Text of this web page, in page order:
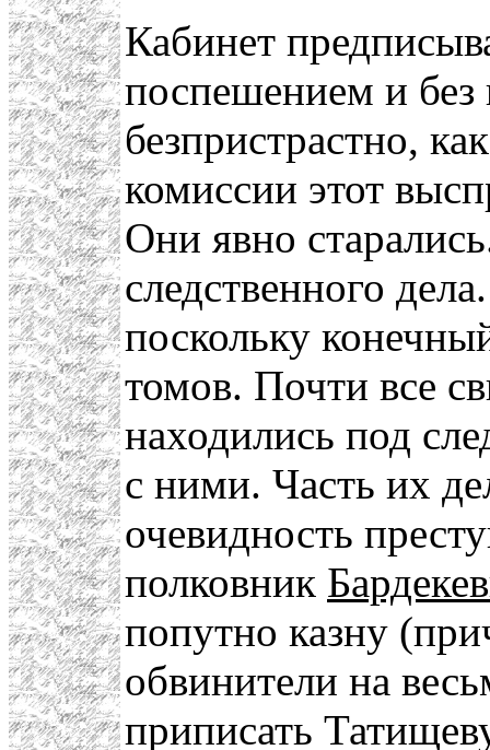
Кабинет
поспешением и без
безпристрастно,
комиссии этот
Они явно
следственного
поскольку
томов. Почти все
находились под
с ними. Часть их
очевидность
полковник
попутно казну
обвинители на
приписать